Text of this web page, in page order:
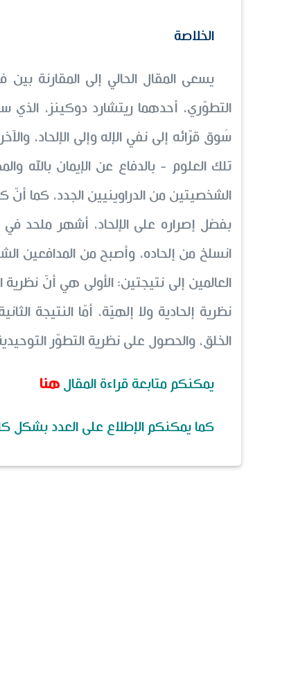
الخلاصة
يسعى المقال الحالي إلى المقارنة
التطوّري، أحدهما ريتشارد دوكينز، الذي
سَوق قرّائه إلى نفي الإله وإلى الإلحاد،
تلك العلوم - بالدفاع عن الإيمان بالله
الشخصيتين من الدراوينيين الجدد، كما أنّ
بفضل إصراره على الإلحاد، أشهر ملحد في
انسلخ من إلحاده، وأصبح من المدافعين
العالمين إلى نتيجتين: الأولى هي أنّ
نظرية إلحادية ولا إلهيّة، أمّا النتيجة
الخلق، والحصول على نظرية التطوّر
يمكنكم متابعة قراءة المقال هنا
كما يمكنكم الإطلاع على العدد بشكل